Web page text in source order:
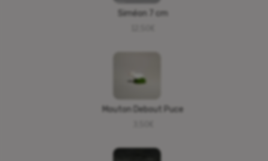
Siméon 7 cm
Mouton Debout Puce